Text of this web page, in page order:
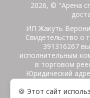
2026, © "Арена
ИП Жакуть
Свидетельство о
391316267
исполнительным
в торговом
Юридический
Витебская
с,
🍪 Этот сайт